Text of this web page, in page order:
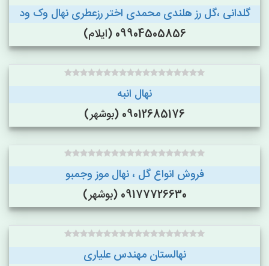
گلدانی ،گل رز هلندی محمدی اختر رزعطری نهال وک ود
09904505856 (ایلام)
نهال انبه
09012685176 (بوشهر)
فروش انواع گل ، نهال موز وجمبو
09177726630 (بوشهر)
نهالستان مهندس علیاری